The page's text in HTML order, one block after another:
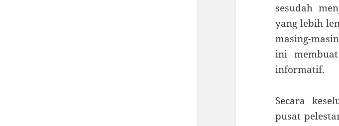
sesudah
yang lebih
masing-
ini
informatif.
Secara
pusat